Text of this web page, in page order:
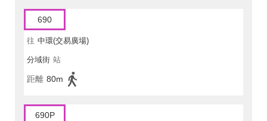
690
往 中環(交易廣場)
分域街 站
距離 80m
690P